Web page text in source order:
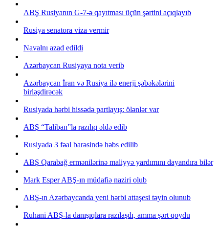
ABŞ Rusiyanın G-7-ə qayıtması üçün şərtini açıqlayıb
Rusiya senatora viza vermir
Navalnı azad edildi
Azərbaycan Rusiyaya nota verib
Azərbaycan İran və Rusiya ilə enerji şəbəkələrini
birləşdirəcək
Rusiyada hərbi hissədə partlayış: ölənlər var
ABŞ “Taliban”la razılıq əldə edib
Rusiyada 3 fəal barəsində həbs edilib
ABŞ Qarabağ ermənilərinə maliyyə yardımını dayandıra bilər
Mark Esper ABŞ-ın müdafiə naziri olub
ABŞ-ın Azərbaycanda yeni hərbi attaşesi təyin olunub
Ruhani ABŞ-la danışıqlara razılaşdı, amma şərt qoydu